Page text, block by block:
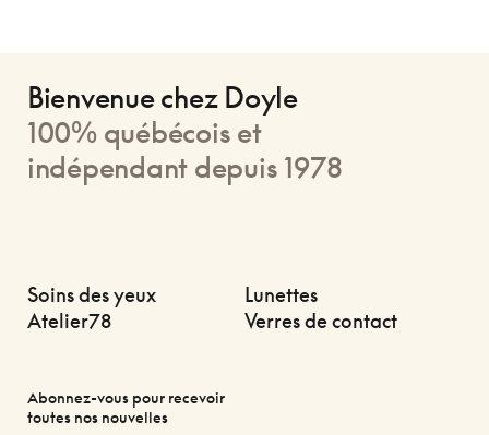
Bienvenue chez Doyle
100% québécois et
indépendant depuis 1978
Soins des yeux
Lunettes
Atelier78
Verres de contact
Abonnez-vous pour recevoir
toutes nos nouvelles